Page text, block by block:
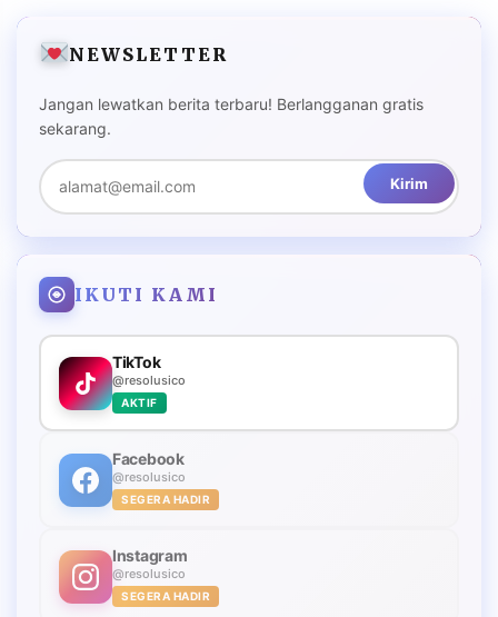
NEWSLETTER
Jangan lewatkan berita terbaru! Berlangganan gratis
sekarang.
Kirim
IKUTI KAMI
TikTok
@resolusico
AKTIF
Facebook
@resolusico
SEGERA HADIR
Instagram
@resolusico
SEGERA HADIR